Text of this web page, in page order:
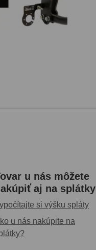
u nás môžete
aj na splátky
si výšku spláty
u nás nakúpite na